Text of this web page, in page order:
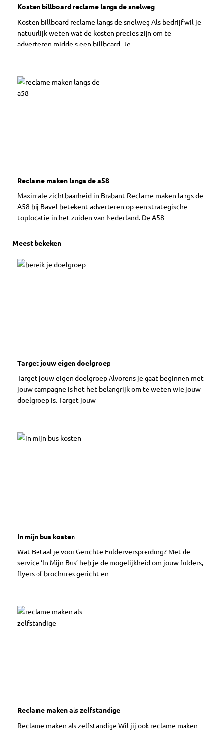
Kosten billboard reclame langs de snelweg
Kosten billboard reclame langs de snelweg Als bedrijf wil je
natuurlijk weten wat de kosten precies zijn om te
adverteren middels een billboard. Je
Reclame maken langs de a58
Maximale zichtbaarheid in Brabant Reclame maken langs de
A58 bij Bavel betekent adverteren op een strategische
toplocatie in het zuiden van Nederland. De A58
Meest bekeken
Target jouw eigen doelgroep
Target jouw eigen doelgroep Alvorens je gaat beginnen met
jouw campagne is het het belangrijk om te weten wie jouw
doelgroep is. Target jouw
In mijn bus kosten
Wat Betaal je voor Gerichte Folderverspreiding? Met de
service ‘In Mijn Bus’ heb je de mogelijkheid om jouw folders,
flyers of brochures gericht en
Reclame maken als zelfstandige
Reclame maken als zelfstandige Wil jij ook reclame maken